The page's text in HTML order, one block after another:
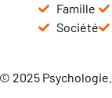
Famille
Société
2025